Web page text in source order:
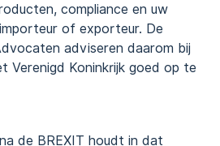
compliance en uw
of exporteur. De
adviseren daarom bij
Verenigd Koninkrijk goed op te
de BREXIT houdt in dat